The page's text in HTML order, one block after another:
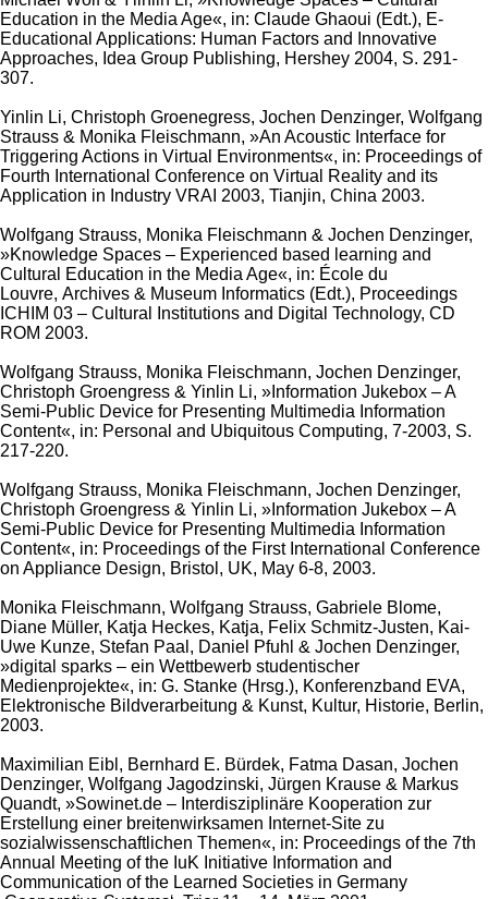
Education in the Media Age«, in: Claude Ghaoui (Edt.), E-
Educational Applications: Human Factors and Innovative
Approaches, Idea Group Publishing, Hershey 2004, S. 291-
307.
Yinlin Li, Christoph Groenegress, Jochen Denzinger, Wolfgang
Strauss & Monika Fleischmann, »An Acoustic Interface for
Triggering Actions in Virtual Environments«, in: Proceedings of
Fourth International Conference on Virtual Reality and its
Application in Industry VRAI 2003, Tianjin, China 2003.
Wolfgang Strauss, Monika Fleischmann & Jochen Denzinger,
»Knowledge Spaces – Experienced based learning and
Cultural Education in the Media Age«, in: École du
Louvre, Archives & Museum Informatics (Edt.), Proceedings
ICHIM 03 – Cultural Institutions and Digital Technology, CD
ROM 2003.
Wolfgang Strauss, Monika Fleischmann, Jochen Denzinger,
Christoph Groengress & Yinlin Li, »Information Jukebox – A
Semi-Public Device for Presenting Multimedia Information
Content«, in: Personal and Ubiquitous Computing, 7-2003, S.
217-220.
Wolfgang Strauss, Monika Fleischmann, Jochen Denzinger,
Christoph Groengress & Yinlin Li, »Information Jukebox – A
Semi-Public Device for Presenting Multimedia Information
Content«, in: Proceedings of the First International Conference
on Appliance Design, Bristol, UK, May 6-8, 2003.
Monika Fleischmann, Wolfgang Strauss, Gabriele Blome,
Diane Müller, Katja Heckes, Katja, Felix Schmitz-Justen, Kai-
Uwe Kunze, Stefan Paal, Daniel Pfuhl & Jochen Denzinger,
»digital sparks – ein Wettbewerb studentischer
Medienprojekte«, in: G. Stanke (Hrsg.), Konferenzband EVA,
Elektronische Bildverarbeitung & Kunst, Kultur, Historie, Berlin,
2003.
Maximilian Eibl, Bernhard E. Bürdek, Fatma Dasan, Jochen
Denzinger, Wolfgang Jagodzinski, Jürgen Krause & Markus
Quandt, »Sowinet.de – Interdisziplinäre Kooperation zur
Erstellung einer breitenwirksamen Internet-Site zu
sozialwissenschaftlichen Themen«, in: Proceedings of the 7th
Annual Meeting of the IuK Initiative Information and
Communication of the Learned Societies in Germany